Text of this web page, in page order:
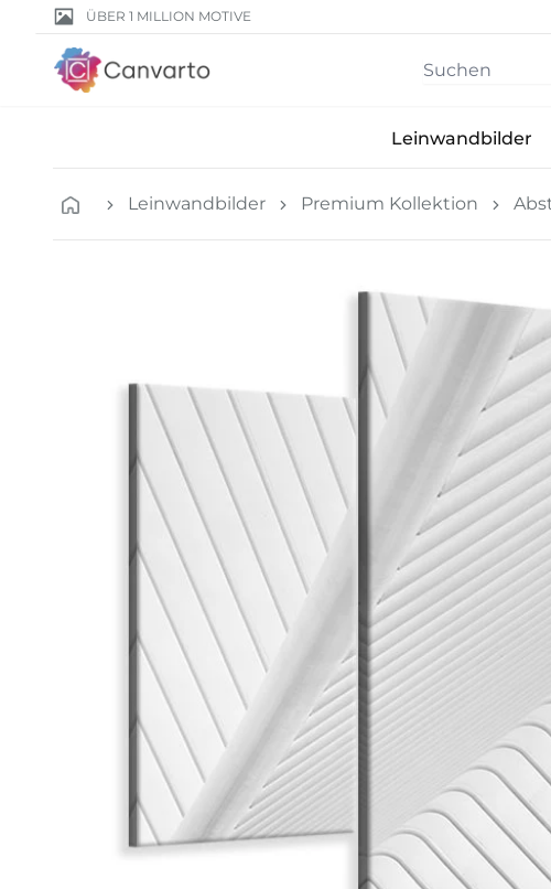
ÜBER 1 MILLION MOTIVE
Leinwandbilder
Leinwandbilder Premium Kollektion